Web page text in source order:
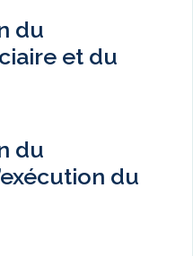
du
et du
du
du